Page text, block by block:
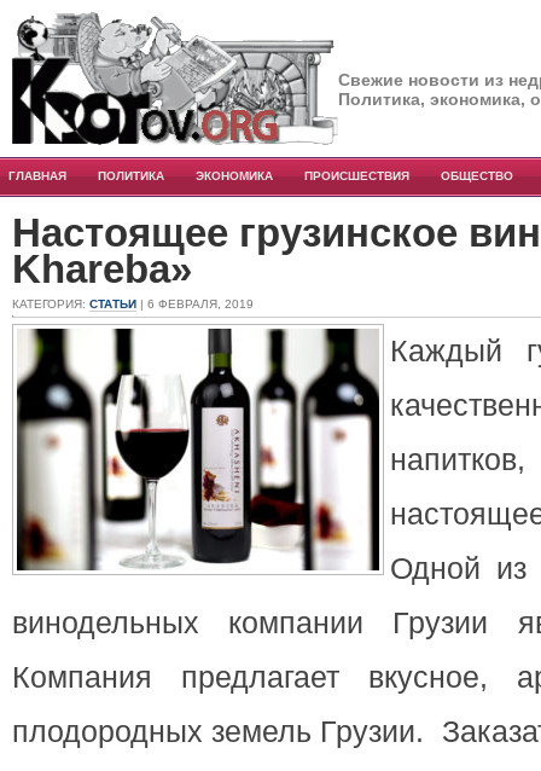
Свежие новости из
Политика, экономика,
ГЛАВНАЯ ПОЛИТИКА ЭКОНОМИКА ПРОИСШЕСТВИЯ ОБЩЕСТВО
Настоящее грузинское
Khareba»
КАТЕГОРИЯ: СТАТЬИ | 6 ФЕВРАЛЯ, 2019
Каждый
Одной из
винодельных компании Грузии
Компания предлагает вкусное,
плодородных земель Грузии.